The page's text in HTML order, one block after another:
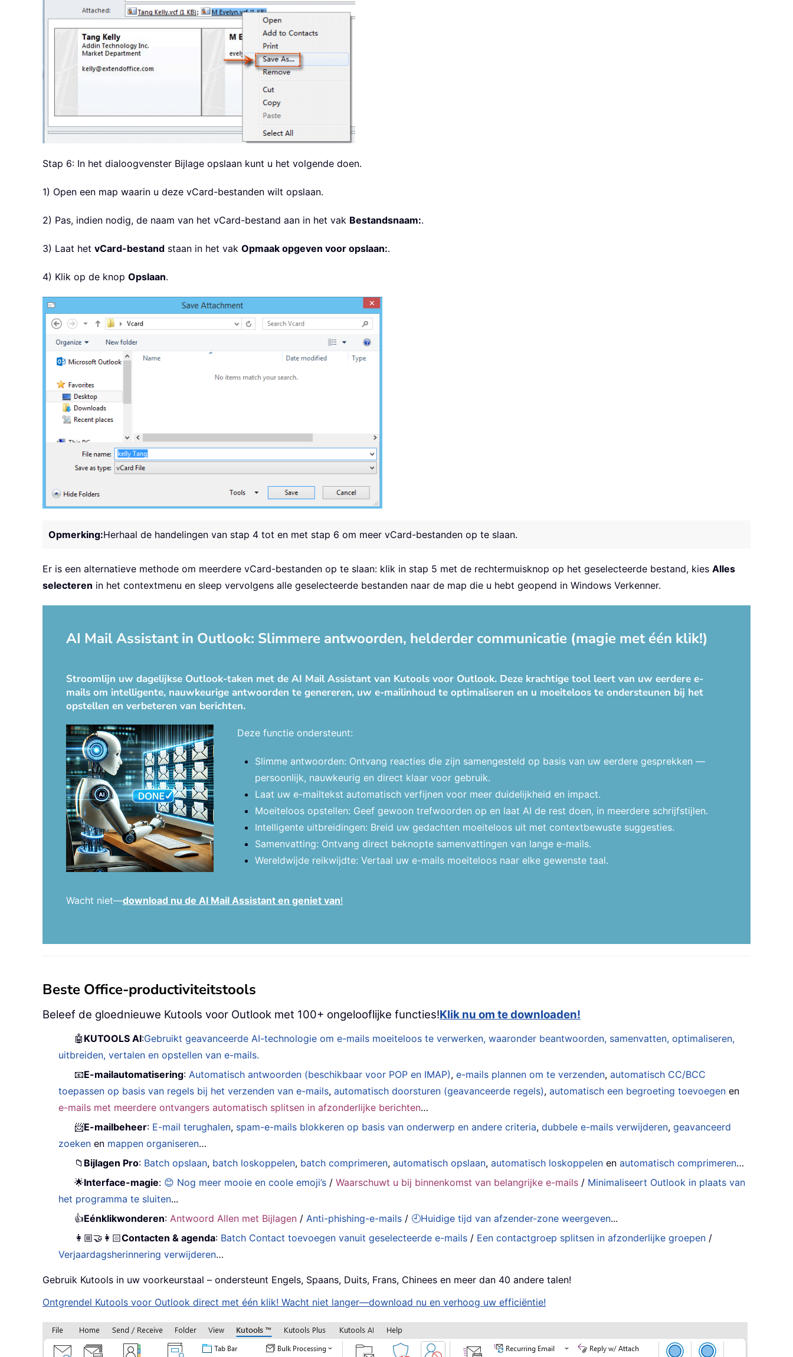
Stap 6: In het dialoogvenster Bijlage opslaan kunt u het volgende doen.
1) Open een map waarin u deze vCard-bestanden wilt opslaan.
2) Pas, indien nodig, de naam van het vCard-bestand aan in het vak Bestandsnaam:.
3) Laat het vCard-bestand staan in het vak Opmaak opgeven voor opslaan:.
4) Klik op de knop Opslaan.
Opmerking:Herhaal de handelingen van stap 4 tot en met stap 6 om meer vCard-bestanden op te slaan.
Er is een alternatieve methode om meerdere vCard-bestanden op te slaan: klik in stap 5 met de rechtermuisknop op het geselecteerde bestand, kies Alles
selecteren in het contextmenu en sleep vervolgens alle geselecteerde bestanden naar de map die u hebt geopend in Windows Verkenner.
AI Mail Assistant in Outlook: Slimmere antwoorden, helderder communicatie (magie met één klik!)
Stroomlijn uw dagelijkse Outlook-taken met de AI Mail Assistant van Kutools voor Outlook. Deze krachtige tool leert van uw eerdere e-
mails om intelligente, nauwkeurige antwoorden te genereren, uw e-mailinhoud te optimaliseren en u moeiteloos te ondersteunen bij het
opstellen en verbeteren van berichten.
Deze functie ondersteunt:
Slimme antwoorden: Ontvang reacties die zijn samengesteld op basis van uw eerdere gesprekken —
persoonlijk, nauwkeurig en direct klaar voor gebruik.
Laat uw e-mailtekst automatisch verfijnen voor meer duidelijkheid en impact.
Moeiteloos opstellen: Geef gewoon trefwoorden op en laat AI de rest doen, in meerdere schrijfstijlen.
Intelligente uitbreidingen: Breid uw gedachten moeiteloos uit met contextbewuste suggesties.
Samenvatting: Ontvang direct beknopte samenvattingen van lange e-mails.
Wereldwijde reikwijdte: Vertaal uw e-mails moeiteloos naar elke gewenste taal.
Wacht niet—download nu de AI Mail Assistant en geniet van!
Beste Office-productiviteitstools
Beleef de gloednieuwe Kutools voor Outlook met 100+ ongelooflijke functies!Klik nu om te downloaden!
🤖 KUTOOLS AI:Gebruikt geavanceerde AI-technologie om e-mails moeiteloos te verwerken, waaronder beantwoorden, samenvatten, optimaliseren,
uitbreiden, vertalen en opstellen van e-mails.
📧E-mailautomatisering: Automatisch antwoorden (beschikbaar voor POP en IMAP),e-mails plannen om te verzenden,automatisch CC/BCC
toepassen op basis van regels bij het verzenden van e-mails,automatisch doorsturen (geavanceerde regels),automatisch een begroeting toevoegen en
e-mails met meerdere ontvangers automatisch splitsen in afzonderlijke berichten…
📨E-mailbeheer: E-mail terughalen, spam-e-mails blokkeren op basis van onderwerp en andere criteria,dubbele e-mails verwijderen,geavanceerd
zoeken en mappen organiseren…
📁 Bijlagen Pro: Batch opslaan, batch loskoppelen, batch comprimeren,automatisch opslaan,automatisch loskoppelen enautomatisch comprimeren…
🌟Interface-magie: 😊 Nog meer mooie en coole emoji’s /Waarschuwt u bij binnenkomst van belangrijke e-mails / Minimaliseert Outlook in plaats van
het programma te sluiten...
👍Eénklikwonderen: Antwoord Allen met Bijlagen / Anti-phishing-e-mails / 🕘Huidige tijd van afzender-zone weergeven...
👩🏼‍🤝‍👩🏻Contacten & agenda: Batch Contact toevoegen vanuit geselecteerde e-mails / Een contactgroep splitsen in afzonderlijke groepen /
Verjaardagsherinnering verwijderen…
Gebruik Kutools in uw voorkeurstaal – ondersteunt Engels, Spaans, Duits, Frans, Chinees en meer dan 40 andere talen!
Ontgrendel Kutools voor Outlook direct met één klik! Wacht niet langer—download nu en verhoog uw efficiëntie!